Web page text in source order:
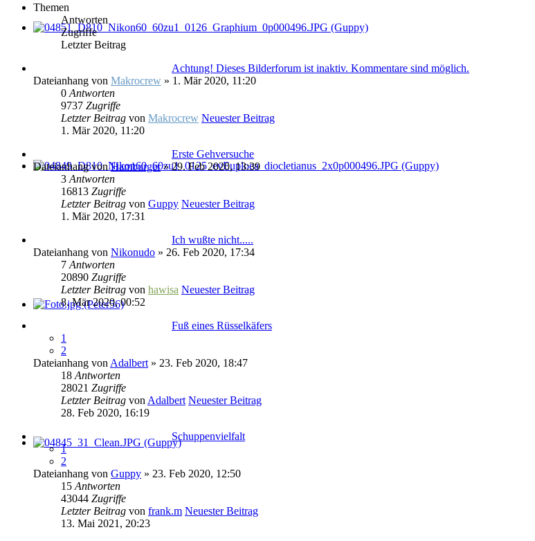
Themen
Antworten
Zugriffe
Letzter Beitrag
Achtung! Dieses Bilderforum ist inaktiv. Kommentare sind möglich.
Dateianhang von Makrocrew » 1. Mär 2020, 11:20
0 Antworten
9737 Zugriffe
Letzter Beitrag von Makrocrew Neuester Beitrag
1. Mär 2020, 11:20
Erste Gehversuche
DateianhangvonHamburger» 29. Feb 2020, 13:39
3 Antworten
16813 Zugriffe
Letzter Beitrag von Guppy Neuester Beitrag
1. Mär 2020, 17:31
Ich wußte nicht.....
Dateianhang von Nikonudo » 26. Feb 2020, 17:34
7 Antworten
20890 Zugriffe
Letzter Beitrag von hawisa Neuester Beitrag
8. Mär 2020, 00:52
Fuß eines Rüsselkäfers
1
2
Dateianhang von Adalbert » 23. Feb 2020, 18:47
18 Antworten
28021 Zugriffe
Letzter Beitrag von Adalbert Neuester Beitrag
28. Feb 2020, 16:19
Schuppenvielfalt
1
2
Dateianhang von Guppy » 23. Feb 2020, 12:50
15 Antworten
43044 Zugriffe
Letzter Beitrag von frank.m Neuester Beitrag
13. Mai 2021, 20:23